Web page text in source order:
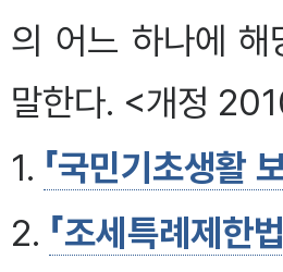
의 어느 하나에
말한다. <개정
1. 「국민기초생활
2. 「조세특례제한